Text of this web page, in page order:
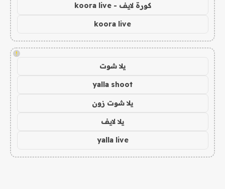
كورة لايف - koora live
koora live
!
يلا شوت
yalla shoot
يلا شوت زون
يلا لايف
yalla live